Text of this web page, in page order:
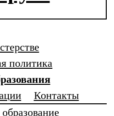
политика
Контакты